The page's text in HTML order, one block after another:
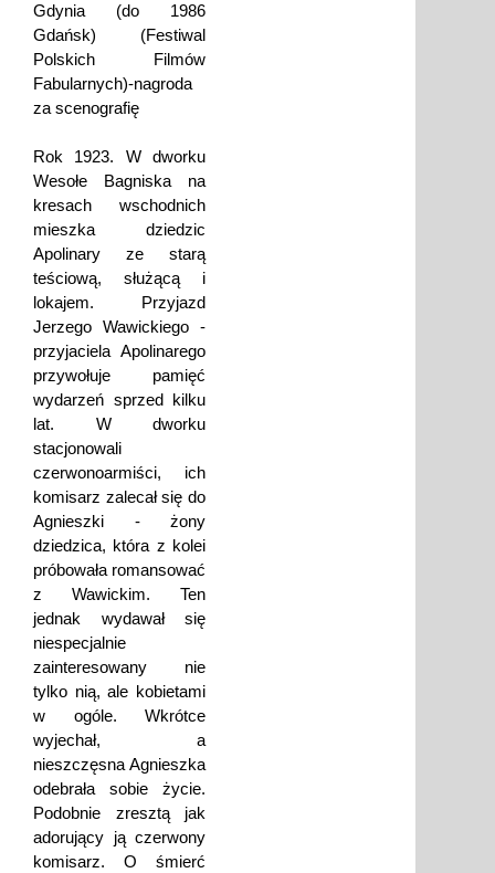
Gdynia (do 1986
Gdańsk) (Festiwal
Polskich Filmów
Fabularnych)-nagroda
za scenografię
Rok 1923. W dworku
Wesołe Bagniska na
kresach wschodnich
mieszka dziedzic
Apolinary ze starą
teściową, służącą i
lokajem. Przyjazd
Jerzego Wawickiego -
przyjaciela Apolinarego
przywołuje pamięć
wydarzeń sprzed kilku
lat. W dworku
stacjonowali
czerwonoarmiści, ich
komisarz zalecał się do
Agnieszki - żony
dziedzica, która z kolei
próbowała romansować
z Wawickim. Ten
jednak wydawał się
niespecjalnie
zainteresowany nie
tylko nią, ale kobietami
w ogóle. Wkrótce
wyjechał, a
nieszczęsna Agnieszka
odebrała sobie życie.
Podobnie zresztą jak
adorujący ją czerwony
komisarz. O śmierć